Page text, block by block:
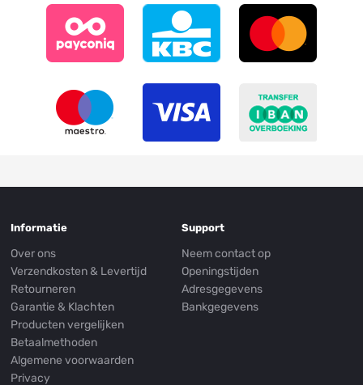
Informatie
Over ons
Verzendkosten & Levertijd
Retourneren
Garantie & Klachten
Producten vergelijken
Betaalmethoden
Algemene voorwaarden
Privacy
Support
Neem contact op
Openingstijden
Adresgegevens
Bankgegevens